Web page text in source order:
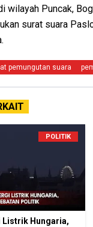
wilayah Puncak,
surat suara
pemungutan suara
POLITIK
Listrik Hungaria,